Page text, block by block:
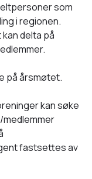
som
i regionen.
delta på
på årsmøtet.
kan søke
fastsettes av